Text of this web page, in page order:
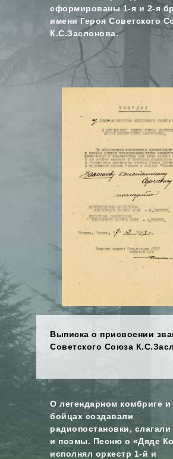
сформированы 1-я и 2-я
имени Героя Советского
К.С.Заслонова.
О легендарном комбриге и
бойцах создавали
радиопостановки, слагали
и поэмы. Песню о «Дяде
исполнял оркестр 1-й и
Выписка о присвоении
Советского Союза